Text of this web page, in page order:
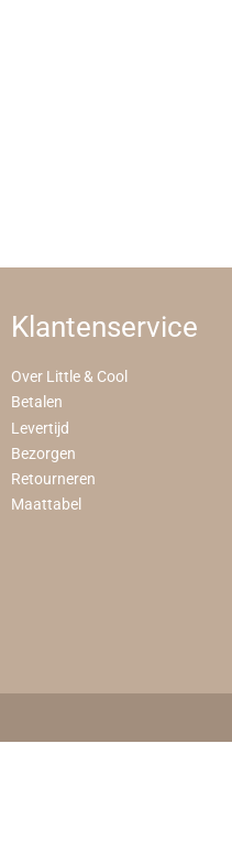
Klantenservice
Over Little & Cool
Betalen
Levertijd
Bezorgen
Retourneren
Maattabel